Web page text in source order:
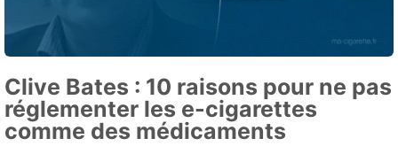
Clive Bates : 10 raisons pour ne pas
réglementer les e-cigarettes
comme des médicaments